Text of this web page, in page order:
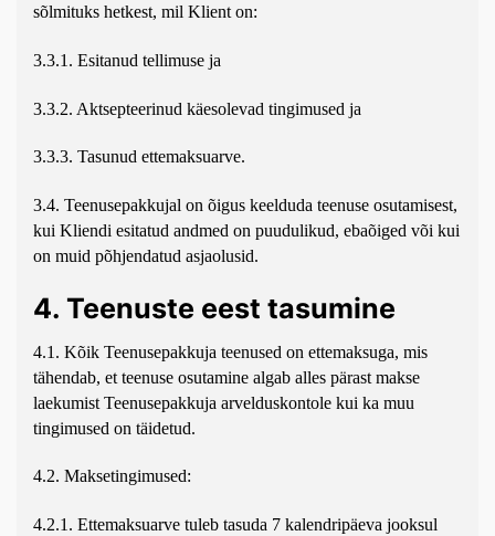
sõlmituks hetkest, mil Klient on:
3.3.1. Esitanud tellimuse ja
3.3.2. Aktsepteerinud käesolevad tingimused ja
3.3.3. Tasunud ettemaksuarve.
3.4. Teenusepakkujal on õigus keelduda teenuse osutamisest,
kui Kliendi esitatud andmed on puudulikud, ebaõiged või kui
on muid põhjendatud asjaolusid.
4. Teenuste eest tasumine
4.1. Kõik Teenusepakkuja teenused on ettemaksuga, mis
tähendab, et teenuse osutamine algab alles pärast makse
laekumist Teenusepakkuja arvelduskontole kui ka muu
tingimused on täidetud.
4.2. Maksetingimused:
4.2.1. Ettemaksuarve tuleb tasuda 7 kalendripäeva jooksul